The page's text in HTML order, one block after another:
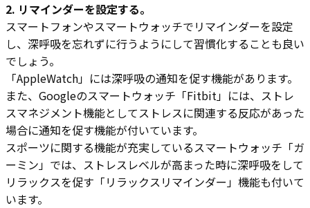
2. リマインダーを設定する。
スマートフォンやスマートウォッチでリマインダーを設定
し、深呼吸を忘れずに行うようにして習慣化することも良い
でしょう。
「AppleWatch」には深呼吸の通知を促す機能があります。
また、Googleのスマートウォッチ「Fitbit」には、ストレ
スマネジメント機能としてストレスに関連する反応があった
場合に通知を促す機能が付いています。
スポーツに関する機能が充実しているスマートウォッチ「ガ
ーミン」では、ストレスレベルが高まった時に深呼吸をして
リラックスを促す「リラックスリマインダー」機能も付いて
います。